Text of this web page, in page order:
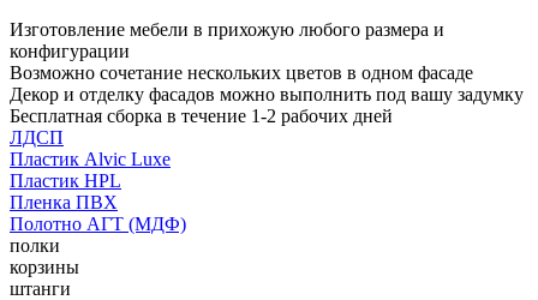
Изготовление мебели в прихожую любого размера и
конфигурации
Возможно сочетание нескольких цветов в одном фасаде
Декор и отделку фасадов можно выполнить под вашу задумку
Бесплатная сборка в течение 1-2 рабочих дней
ЛДСП
Пластик Alvic Luxe
Пластик HPL
Пленка ПВХ
Полотно АГТ (МДФ)
полки
корзины
штанги